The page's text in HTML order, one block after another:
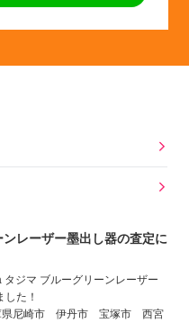
レーザー墨出し器の査定に
タジマ ブルーグリーンレーザー
た！
尼崎市 伊丹市 宝塚市 西宮